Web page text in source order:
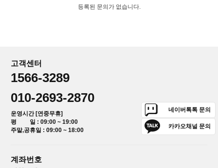
등록된 문의가 없습니다.
고객센터
1566-3289
010-2693-2870
운영시간 [연중무휴]
평 일 : 09:00 ~ 19:00
주말,공휴일 : 09:00 ~ 18:00
네이버톡톡 문의
카카오채널 문의
계좌번호